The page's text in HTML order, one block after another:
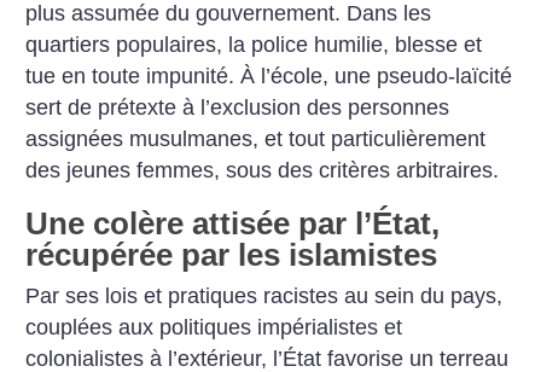
plus assumée du gouvernement. Dans les
quartiers populaires, la police humilie, blesse et
tue en toute impunité. À l’école, une pseudo-laïcité
sert de prétexte à l’exclusion des personnes
assignées musulmanes, et tout particulièrement
des jeunes femmes, sous des critères arbitraires.
Une colère attisée par l’État,
récupérée par les islamistes
Par ses lois et pratiques racistes au sein du pays,
couplées aux politiques impérialistes et
colonialistes à l’extérieur, l’État favorise un terreau